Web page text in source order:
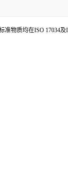
物质均在ISO 17034